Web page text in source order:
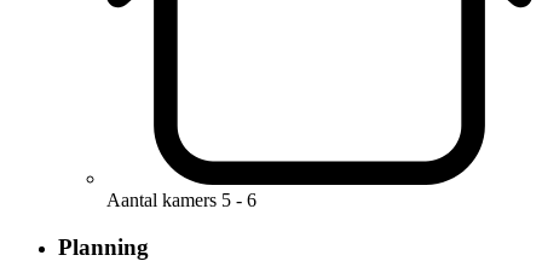
Aantal kamers 5 - 6
Planning